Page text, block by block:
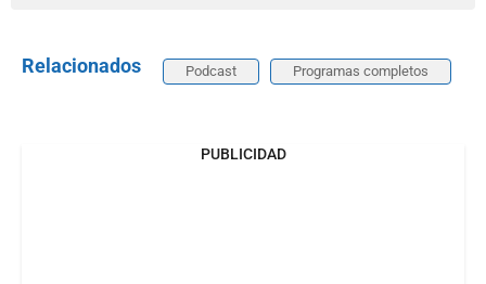
Relacionados Podcast Programas completos
PUBLICIDAD